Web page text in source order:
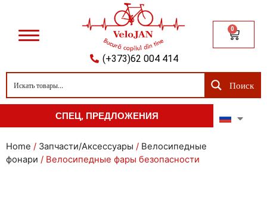
(+373)62 004 414
0
Поиск
СПЕЦ, ПРЕДЛОЖЕНИЯ
Home / Запчасти/Аксессуары / Велосипедные
фонари / Велосипедные фары безопасности